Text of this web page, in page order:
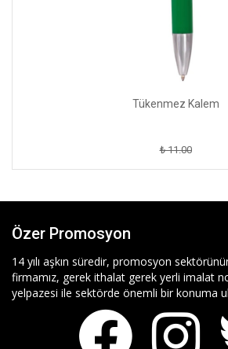
Tükenmez Kalem
₺ 11.00
Özer Promosyon
14 yılı aşkın süredir, promosyon
firmamız, gerek ithalat gerek yerli imalat
yelpazesi ile sektörde önemli bir konuma